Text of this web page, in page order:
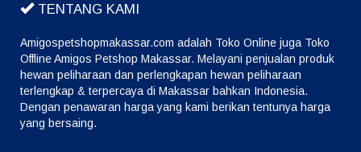
TENTANG KAMI
Amigospetshopmakassar.com adalah Toko Online juga Toko
Offline Amigos Petshop Makassar. Melayani penjualan produk
hewan peliharaan dan perlengkapan hewan peliharaan
terlengkap & terpercaya di Makassar bahkan Indonesia.
Dengan penawaran harga yang kami berikan tentunya harga
yang bersaing.